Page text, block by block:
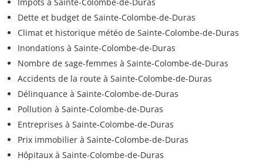
Dette et budget de Sainte-Colombe-de-Duras
Climat et historique météo de Sainte-Colombe-de-Duras
Inondations à Sainte-Colombe-de-Duras
Nombre de sage-femmes à Sainte-Colombe-de-Duras
Accidents de la route à Sainte-Colombe-de-Duras
Délinquance à Sainte-Colombe-de-Duras
Pollution à Sainte-Colombe-de-Duras
Entreprises à Sainte-Colombe-de-Duras
Prix immobilier à Sainte-Colombe-de-Duras
Hôpitaux à Sainte-Colombe-de-Duras